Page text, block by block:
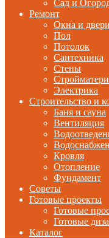
Сад и
Ремонт
Окна и двери
Пол
Потолок
Сантехника
Стены
Электрика
Строительство и
Баня и сауна
Вентиляция
Кровля
Отопление
Фундамент
Советы
Готовые проекты
Готовые
Готовые
Каталог